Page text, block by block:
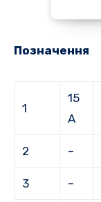
Позначення
1
15
А
2 –
3 –